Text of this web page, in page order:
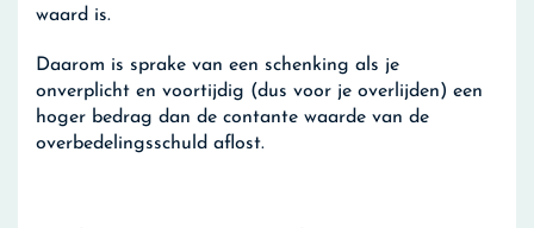
waard is.
Daarom is sprake van een schenking als je
onverplicht en voortijdig (dus voor je overlijden) een
hoger bedrag dan de contante waarde van de
overbedelingsschuld aflost.